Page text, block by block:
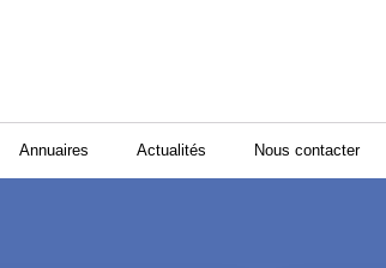
Annuaires Actualités Nous contacter